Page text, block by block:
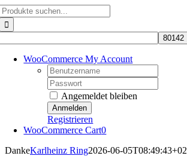
WooCommerce My Account
Username:
Password:
Angemeldet bleiben
Registrieren
WooCommerce Cart0
DankeKarlheinz Ring2026-06-